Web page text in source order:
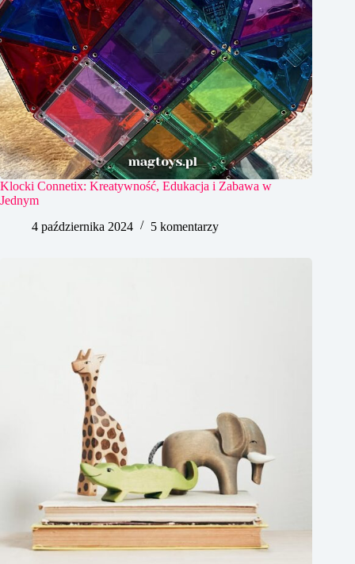
Klocki Connetix: Kreatywność, Edukacja i Zabawa w
Jednym
4 października 2024
5 komentarzy